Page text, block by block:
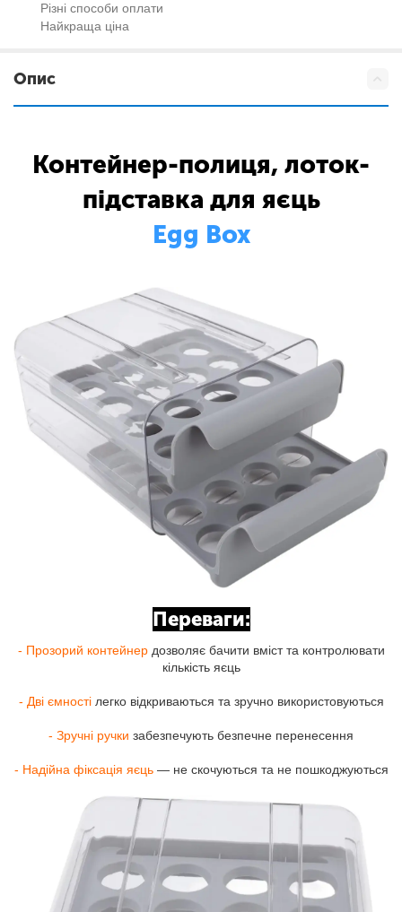
Різні способи оплати
Найкраща ціна
Опис
Контейнер-полиця, лоток-
підставка для яєць
Egg Box
Переваги:
- Прозорий контейнердозволяє бачити вміст та контролювати
кількість яєць
- Дві ємностілегко відкриваються та зручно використовуються
- Зручні ручки забезпечують безпечне перенесення
- Надійна фіксація яєць— не скочуються та не пошкоджуються